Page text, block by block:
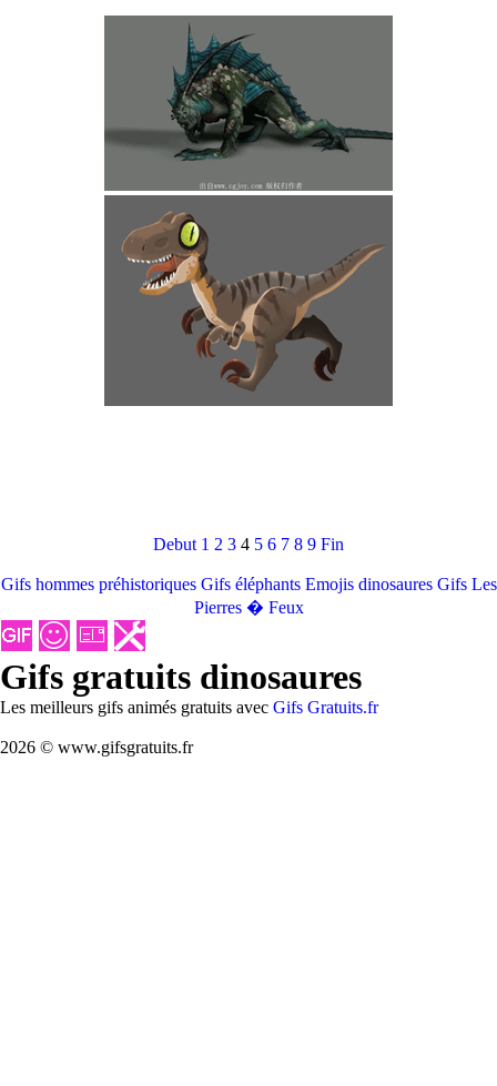
Debut 1 2 3 4 5 6 7 8 9 Fin
Gifs hommes préhistoriques Gifs éléphants Emojis dinosaures Gifs Les
Pierres � Feux
Gifs gratuits dinosaures
Les meilleurs gifs animés gratuits avec Gifs Gratuits.fr
2026 © www.gifsgratuits.fr